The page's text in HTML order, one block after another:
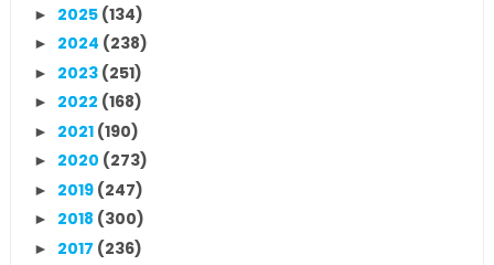
► 2025 (134)
► 2024 (238)
► 2023 (251)
► 2022 (168)
► 2021 (190)
► 2020 (273)
► 2019 (247)
► 2018 (300)
► 2017 (236)